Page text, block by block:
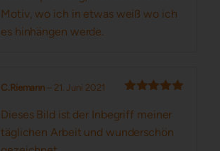
Motiv, wo ich in etwas weiß wo ich
es hinhängen werde.
5von 5
C.Riemann 21. Juni 2021
Dieses Bild ist der Inbegriff meiner
täglichen Arbeit und wunderschön